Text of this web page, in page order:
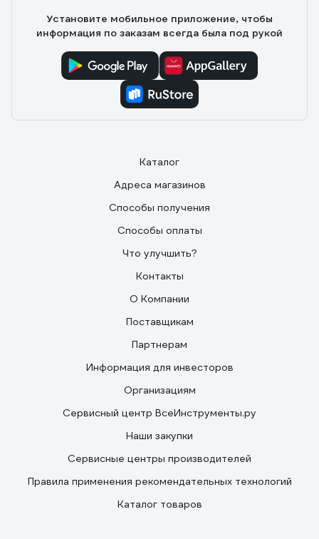
Установите мобильное приложение, чтобы
информация по заказам всегда была под рукой
Каталог
Адреса магазинов
Способы получения
Способы оплаты
Что улучшить?
Контакты
О Компании
Поставщикам
Партнерам
Информация для инвесторов
Организациям
Сервисный центр ВсеИнструменты.ру
Наши закупки
Сервисные центры производителей
Правила применения рекомендательных технологий
Каталог товаров